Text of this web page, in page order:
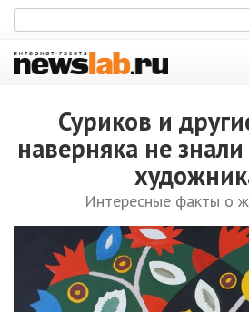
Суриков и
наверняка не
Интересные факты о